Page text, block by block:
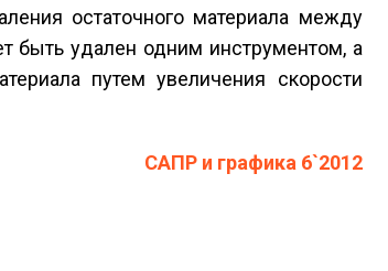
остаточного материала между
быть удален одним инструментом, а
путем увеличения скорости
САПР и графика 6`2012